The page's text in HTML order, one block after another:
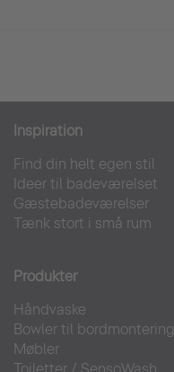
Inspiration
Find din helt egen stil
Ideer til badeværelset
Gæstebadeværelser
Tænk stort i små rum
Produkter
Håndvaske
Bowler til bordmontering
Møbler